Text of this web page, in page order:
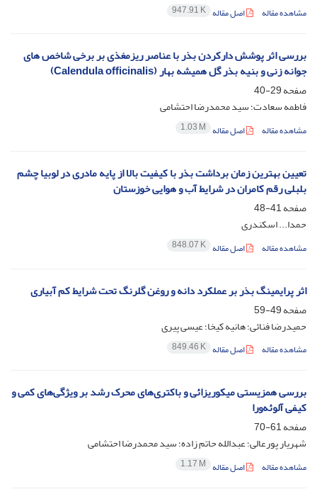
مشاهده مقاله اصل مقاله 947.91 K
بررسی اثر پوشش دارکردن بذر با عناصر ریزمغذی بر برخی شاخص های
جوانه زنی و بنیه بذر گل همیشه بهار (Calendula officinalis)
صفحه29-40
فاطمه سعادت؛ سید محمدرضا احتشامی
مشاهده مقاله اصل مقاله 1.03 M
تعیین بهترین زمان برداشت بذر با کیفیت بالا از پایه مادری در لوبیا چشم
بلبلی رقم کامران در شرایط آب و هوایی خوزستان
صفحه41-48
حمدا... اسکندری
مشاهده مقاله اصل مقاله 848.07 K
اثر پرایمینگ بذر بر عملکرد دانه و روغن گلرنگ تحت شرایط کم آبیاری
صفحه49-59
حمیدرضا فنائی؛ هانیه کیخا؛ عیسی پیری
مشاهده مقاله اصل مقاله 849.46 K
بررسی همزیستی میکوریزائی و باکتری‌های محرک رشد بر ویژگی‌های کمی و
کیفی آلوئه‌ورا
صفحه61-70
شهریار پورعالی؛ عبدالله حاتم زاده؛ سید محمدرضا احتشامی
مشاهده مقاله اصل مقاله 1.17 M